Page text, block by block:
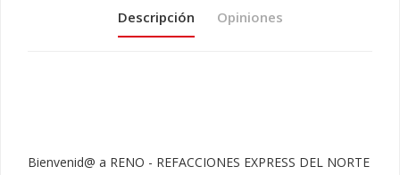
Descripción Opiniones
Bienvenid@ a RENO - REFACCIONES EXPRESS DEL NORTE